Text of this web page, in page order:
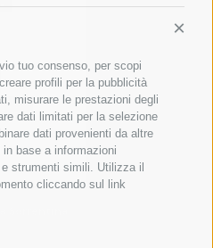
tuo consenso, per scopi
profili per la pubblicità
misurare le prestazioni degli
dati limitati per la selezione
dati provenienti da altre
base a informazioni
strumenti simili. Utilizza il
cliccando sul link